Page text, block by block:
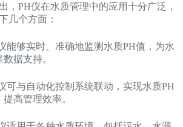
，PH仪在水质管理中的应用十分广泛，
几个方面：
能够实时、准确地监测水质PH值，为水
据支持。
可与自动化控制系统联动，实现水质PH
高管理效率。